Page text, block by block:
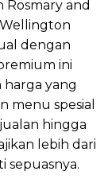
Rosmary and
dengan
ini
harga yang
menu spesial
hingga
lebih dari
sepuasnya.